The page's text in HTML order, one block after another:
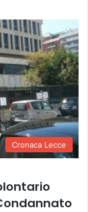
Cronaca Lecce